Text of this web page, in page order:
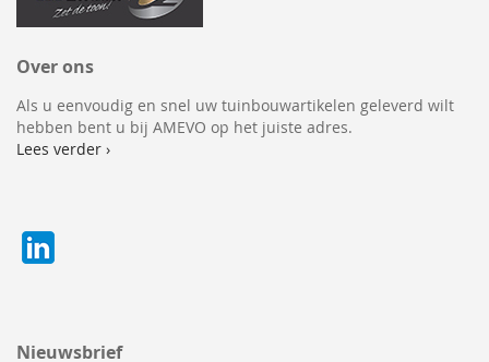
Nieuwsbrief
Over ons
Als u eenvoudig en snel uw tuinbouwartikelen geleverd wilt
hebben bent u bij AMEVO op het juiste adres.
Lees verder ›